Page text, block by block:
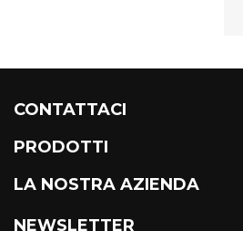
CONTATTACI
PRODOTTI
LA NOSTRA AZIENDA
NEWSLETTER